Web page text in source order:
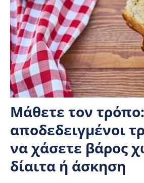
Μάθετε τον
αποδεδειγμένοι
να χάσετε βάρος
δίαιτα ή άσκηση